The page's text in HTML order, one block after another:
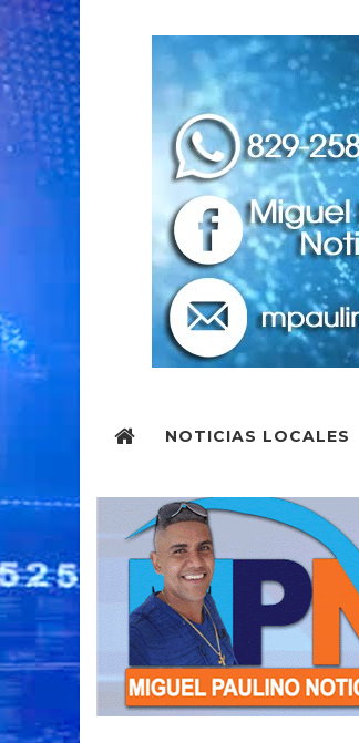
NOTICIAS LOCALES